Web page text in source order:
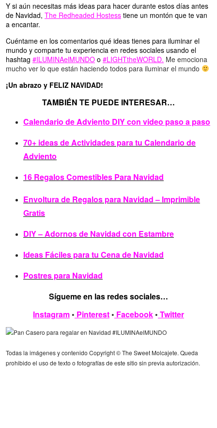
Y si aún necesitas más ideas para hacer durante estos días antes
de Navidad, The Redheaded Hostess tiene un montón que te van
a encantar.
Cuéntame en los comentarios qué ideas tienes para iluminar el
mundo y comparte tu experiencia en redes sociales usando el
hashtag #ILUMINAelMUNDO o #LIGHTtheWORLD. Me emociona
mucho ver lo que están haciendo todos para iluminar el mundo
¡Un abrazo y FELIZ NAVIDAD!
TAMBIÉN TE PUEDE INTERESAR…
Calendario de Adviento DIY con video paso a paso
70+ ideas de Actividades para tu Calendario de
Adviento
16 Regalos Comestibles Para Navidad
Envoltura de Regalos para Navidad – Imprimible
Gratis
DIY – Adornos de Navidad con Estambre
Ideas Fáciles para tu Cena de Navidad
Postres para Navidad
Sígueme en las redes sociales…
Instagram • Pinterest • Facebook • Twitter
Todas la imágenes y contenido Copyright © The Sweet Molcajete. Queda
prohibido el uso de texto o fotografías de este sitio sin previa autorización.